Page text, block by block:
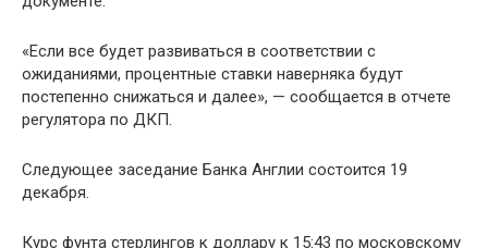
«Если все будет развиваться в соответствии с
ожиданиями, процентные ставки наверняка будут
постепенно снижаться и далее», — сообщается в отчете
регулятора по ДКП.
Следующее заседание Банка Англии состоится 19
декабря.
Курс фунта стерлингов к доллару к 15:43 по московскому